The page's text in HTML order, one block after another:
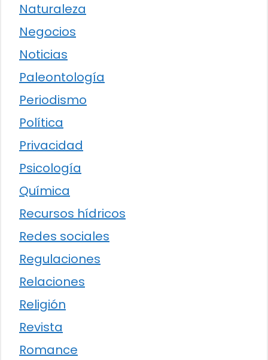
Naturaleza
Negocios
Noticias
Paleontología
Periodismo
Política
Privacidad
Psicología
Química
Recursos hídricos
Redes sociales
Regulaciones
Relaciones
Religión
Revista
Romance